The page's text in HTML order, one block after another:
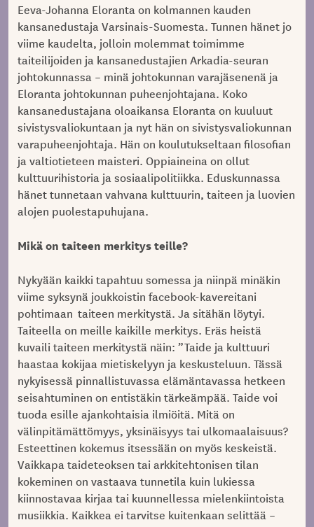
Eeva-Johanna Eloranta on kolmannen kauden
kansanedustaja Varsinais-Suomesta. Tunnen hänet jo
viime kaudelta, jolloin molemmat toimimme
taiteilijoiden ja kansanedustajien Arkadia-seuran
johtokunnassa – minä johtokunnan varajäsenenä ja
Eloranta johtokunnan puheenjohtajana. Koko
kansanedustajana oloaikansa Eloranta on kuuluut
sivistysvaliokuntaan ja nyt hän on sivistysvaliokunnan
varapuheenjohtaja. Hän on koulutukseltaan filosofian
ja valtiotieteen maisteri. Oppiaineina on ollut
kulttuurihistoria ja sosiaalipolitiikka. Eduskunnassa
hänet tunnetaan vahvana kulttuurin, taiteen ja luovien
alojen puolestapuhujana.
Mikä on taiteen merkitys teille?
Nykyään kaikki tapahtuu somessa ja niinpä minäkin
viime syksynä joukkoistin facebook-kavereitani
pohtimaan taiteen merkitystä. Ja sitähän löytyi.
Taiteella on meille kaikille merkitys. Eräs heistä
kuvaili taiteen merkitystä näin: ”Taide ja kulttuuri
haastaa kokijaa mietiskelyyn ja keskusteluun. Tässä
nykyisessä pinnallistuvassa elämäntavassa hetkeen
seisahtuminen on entistäkin tärkeämpää. Taide voi
tuoda esille ajankohtaisia ilmiöitä. Mitä on
välinpitämättömyys, yksinäisyys tai ulkomaalaisuus?
Esteettinen kokemus itsessään on myös keskeistä.
Vaikkapa taideteoksen tai arkkitehtonisen tilan
kokeminen on vastaava tunnetila kuin lukiessa
kiinnostavaa kirjaa tai kuunnellessa mielenkiintoista
musiikkia. Kaikkea ei tarvitse kuitenkaan selittää –